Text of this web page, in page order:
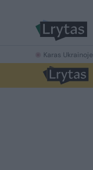
Karas Ukrainoje